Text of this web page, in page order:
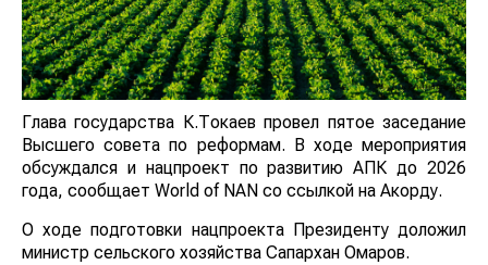
Глава государства К.Токаев провел пятое заседание
Высшего cовета по реформам. В ходе мероприятия
обсуждался и нацпроект по развитию АПК до 2026
года, сообщает World of NAN со ссылкой на Акорду.
О ходе подготовки нацпроекта Президенту доложил
министр сельского хозяйства Сапархан Омаров.